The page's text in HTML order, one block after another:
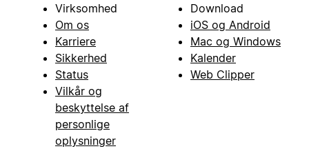
Virksomhed
Om os
Karriere
Sikkerhed
Status
Vilkår og
beskyttelse af
personlige
oplysninger
Download
iOS og Android
Mac og Windows
Kalender
Web Clipper